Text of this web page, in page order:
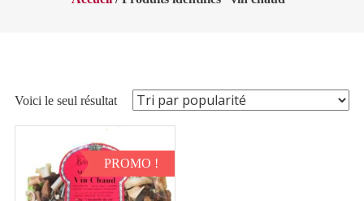
Voici le seul résultat
PROMO !